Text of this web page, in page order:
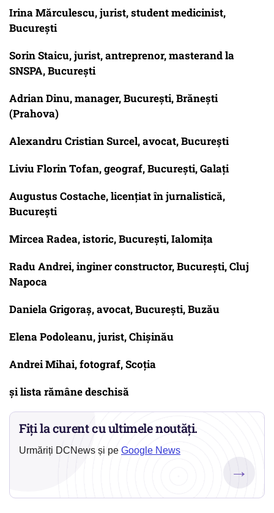
Irina Mărculescu, jurist, student medicinist,
Bucureşti
Sorin Staicu, jurist, antreprenor, masterand la
SNSPA, Bucureşti
Adrian Dinu, manager, Bucureşti, Brăneşti
(Prahova)
Alexandru Cristian Surcel, avocat, Bucureşti
Liviu Florin Tofan, geograf, Bucureşti, Galaţi
Augustus Costache, licenţiat în jurnalistică,
Bucureşti
Mircea Radea, istoric, Bucureşti, Ialomiţa
Radu Andrei, inginer constructor, Bucureşti, Cluj
Napoca
Daniela Grigoraş, avocat, Bucureşti, Buzău
Elena Podoleanu, jurist, Chişinău
Andrei Mihai, fotograf, Scoţia
şi lista rămâne deschisă
Fiți la curent cu ultimele noutăți.
Urmăriți DCNews și pe Google News
→